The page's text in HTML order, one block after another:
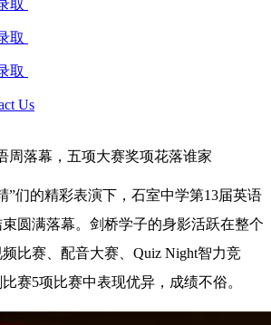
取
取
取
Us
周落幕，五项大赛奖项花落谁家
的精彩表演下，石室中学第13届英语
圆满落幕。剑桥学子的身影活跃在整个
比赛、配音大赛、Quiz Night智力竞
赛5项比赛中表现优异，成绩不俗。